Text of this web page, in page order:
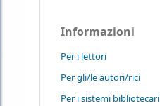
Informazioni
Per i lettori
Per gli/le autori/rici
Per i sistemi bibliotecari